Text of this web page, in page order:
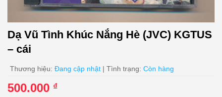
Dạ Vũ Tình Khúc Nắng Hè (JVC) KGTUS
– cái
Thương hiệu: Đang cập nhật | Tình trạng: Còn hàng
500.000 ₫